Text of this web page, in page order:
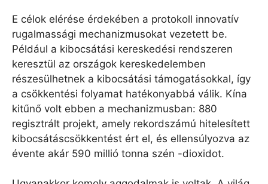
E célok elérése érdekében a protokoll innovatív
rugalmassági mechanizmusokat vezetett be.
Például a kibocsátási kereskedési rendszeren
keresztül az országok kereskedelemben
részesülhetnek a kibocsátási támogatásokkal, így
a csökkentési folyamat hatékonyabbá válik. Kína
kitűnő volt ebben a mechanizmusban: 880
regisztrált projekt, amely rekordszámú hitelesített
kibocsátáscsökkentést ért el, és ellensúlyozva az
évente akár 590 millió tonna szén -dioxidot.